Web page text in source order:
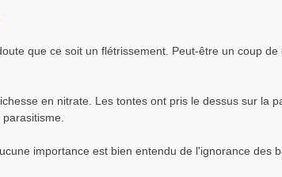
que ce soit un flétrissement. Peut-être un coup de
en nitrate. Les tontes ont pris le dessus sur la
importance est bien entendu de l'ignorance des